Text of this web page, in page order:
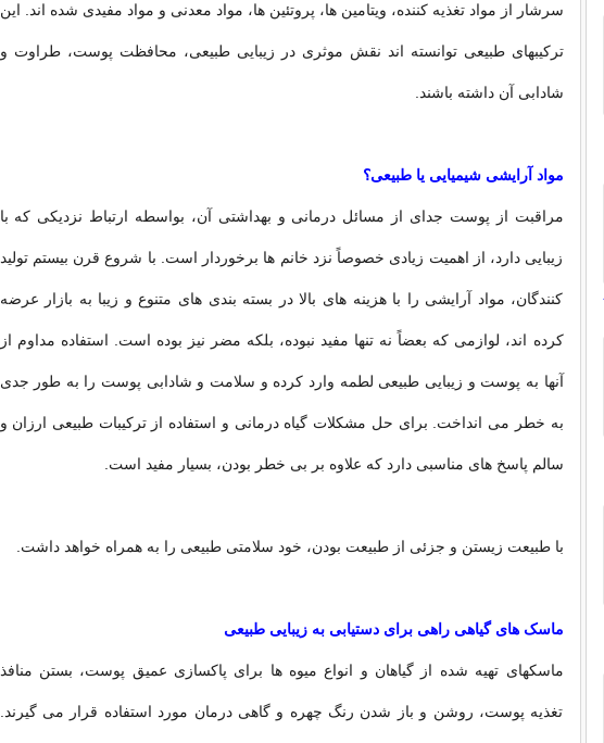
سرشار از مواد تغذیه کننده، ویتامین ها، پروتئین ها، مواد معدنی و مواد مفیدی شده اند. این
ترکیبهای طبیعی توانسته اند نقش موثری در زیبایی طبیعی، محافظت پوست، طراوت و
شادابی آن داشته باشند.
مواد آرایشی شیمیایی یا طبیعی؟
مراقبت از پوست جدای از مسائل درمانی و بهداشتی آن، بواسطه ارتباط نزدیکی که با
زیبایی دارد، از اهمیت زیادی خصوصاً نزد خانم ها برخوردار است. با شروع قرن بیستم تولید
کنندگان، مواد آرایشی را با هزینه های بالا در بسته بندی های متنوع و زیبا به بازار عرضه
کرده اند، لوازمی که بعضاً نه تنها مفید نبوده، بلکه مضر نیز بوده است. استفاده مداوم از
آنها به پوست و زیبایی طبیعی لطمه وارد کرده و سلامت و شادابی پوست را به طور جدی
به خطر می انداخت. برای حل مشکلات گیاه درمانی و استفاده از ترکیبات طبیعی ارزان و
سالم پاسخ های مناسبی دارد که علاوه بر بی خطر بودن، بسیار مفید است.
با طبیعت زیستن و جزئی از طبیعت بودن، خود سلامتی طبیعی را به همراه خواهد داشت.
ماسک های گیاهی راهی برای دستیابی به زیبایی طبیعی
ماسکهای تهیه شده از گیاهان و انواع میوه ها برای پاکسازی عمیق پوست، بستن منافذ
تغذیه پوست، روشن و باز شدن رنگ چهره و گاهی درمان مورد استفاده قرار می گیرند.